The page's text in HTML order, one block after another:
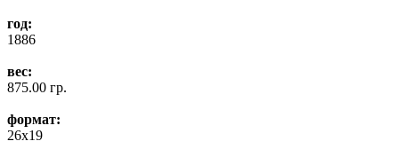
год:
1886
вес:
875.00 гр.
формат:
26x19